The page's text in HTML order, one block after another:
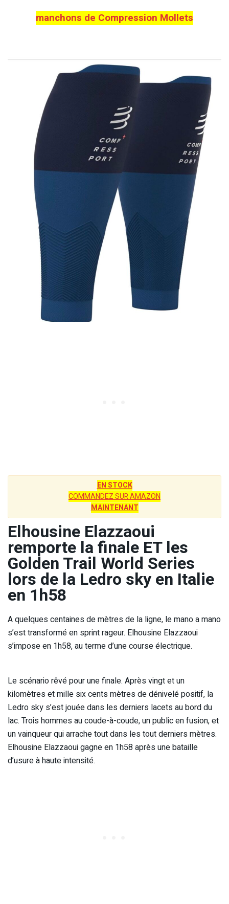
manchons de Compression Mollets
EN STOCK
COMMANDEZ SUR AMAZON
MAINTENANT
Elhousine Elazzaoui
remporte la finale ET les
Golden Trail World Series
lors de la Ledro sky en Italie
en 1h58
A quelques centaines de mètres de la ligne, le mano a mano
s’est transformé en sprint rageur. Elhousine Elazzaoui
s’impose en 1h58, au terme d’une course électrique.
Le scénario rêvé pour une finale. Après vingt et un
kilomètres et mille six cents mètres de dénivelé positif, la
Ledro sky s’est jouée dans les derniers lacets au bord du
lac. Trois hommes au coude-à-coude, un public en fusion, et
un vainqueur qui arrache tout dans les tout derniers mètres.
Elhousine Elazzaoui gagne en 1h58 après une bataille
d’usure à haute intensité.